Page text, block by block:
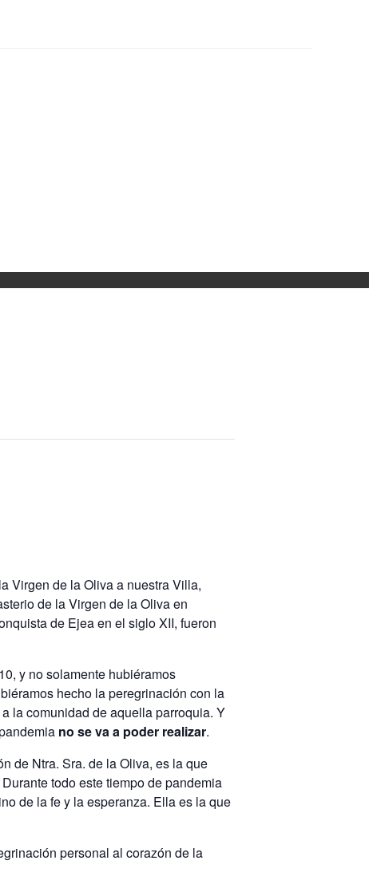
Virgen de la Oliva a nuestra Villa,
de la Virgen de la Oliva en
de Ejea en el siglo XII, fueron
y no solamente hubiéramos
hecho la peregrinación con la
la comunidad de aquella parroquia. Y
no se va a poder realizar.
de Ntra. Sra. de la Oliva, es la que
todo este tiempo de pandemia
de la fe y la esperanza. Ella es la que
personal al corazón de la